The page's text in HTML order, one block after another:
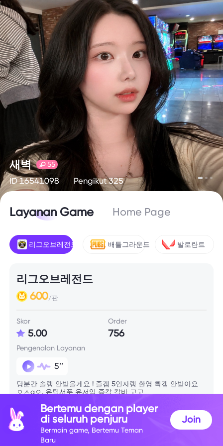
새벽 55
ID 16541098 Pengikut 325
Layanan Game Home Page
리그오브레전드 배틀그라운드 발로란트
리그오브레전드
600/판
Skor
5.00
Order
756
Pengenalan Layanan
5’’
당분간 솔랭 안받을게요 ! 즐겜 5인자랭 환영 빡겜 안받아요
ㅇㅅaㅇ. 유틸서폿 유저임 증칼 칼바 고고
Info Skill
Bertemu dengan player
di seluruh penjuru
Bermain game, Bertemu Teman
Baru
Join